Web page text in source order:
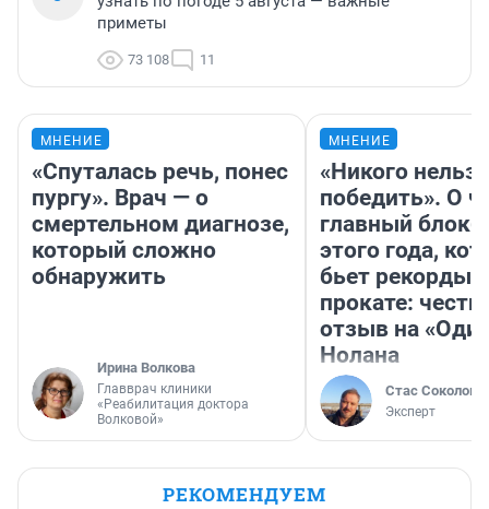
приметы
73 108 11
МНЕНИЕ
«Спуталась речь, понес
пургу». Врач — о
смертельном диагнозе,
который сложно
обнаружить
Ирина Волкова
Главврач клиники
«Реабилитация доктора
Волковой»
МНЕНИЕ
«Никого нельзя
победить». О
главный
этого года,
бьет рекорды в
прокате:
отзыв на
Нолана
Стас Соколов
Эксперт
РЕКОМЕНДУЕМ